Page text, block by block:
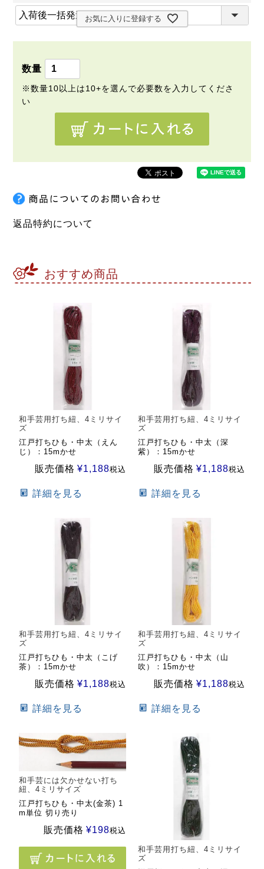
)
(
お気に入りに登録する
返品特約について
おすすめ商品
和手芸用打ち紐、4ミリサイ
ズ
江戸打ちひも・中太（えん
じ）：15mかせ
販売価格 ¥1,188税込
詳細を見る
和手芸用打ち紐、4ミリサイ
ズ
江戸打ちひも・中太（深
紫）：15mかせ
販売価格 ¥1,188税込
詳細を見る
和手芸用打ち紐、4ミリサイ
ズ
江戸打ちひも・中太（こげ
茶）：15mかせ
販売価格 ¥1,188税込
詳細を見る
和手芸用打ち紐、4ミリサイ
ズ
江戸打ちひも・中太（山
吹）：15mかせ
販売価格 ¥1,188税込
詳細を見る
和手芸には欠かせない打ち
紐、4ミリサイズ
江戸打ちひも・中太(金茶) 1
m単位 切り売り
販売価格 ¥198税込
和手芸用打ち紐、4ミリサイ
ズ